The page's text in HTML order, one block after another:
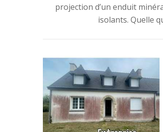
projection d’un enduit
isolants. Quelle